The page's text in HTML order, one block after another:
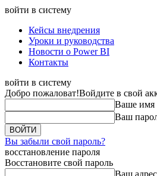
войти в систему
Кейсы внедрения
Уроки и руководства
Новости о Power BI
Контакты
войти в систему
Добро пожаловат!Войдите в свой
Ваше имя
Ваш
Вы забыли свой пароль?
восстановление пароля
Восстановите свой пароль
Ваш